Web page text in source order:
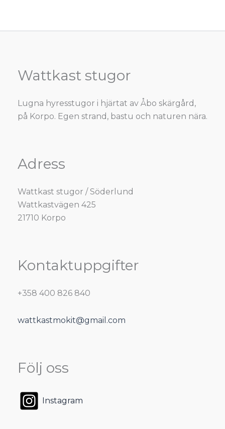
Wattkast stugor
Lugna hyresstugor i hjärtat av Åbo skärgård,
på Korpo. Egen strand, bastu och naturen nära.
Adress
Wattkast stugor / Söderlund
Wattkastvägen 425
21710 Korpo
Kontaktuppgifter
+358 400 826 840
wattkastmokit@gmail.com
Följ oss
Instagram